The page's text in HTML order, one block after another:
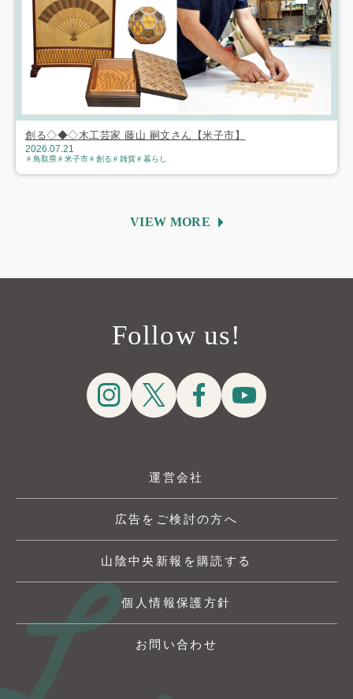
創る◇◆◇木工芸家 藤山 嗣文さん【米子市】
2026.07.21
鳥取県 米子市 創る 雑貨 暮らし
VIEW MORE
Follow us!
運営会社
広告をご検討の方へ
山陰中央新報を購読する
個人情報保護方針
お問い合わせ